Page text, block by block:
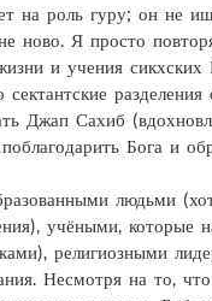
на роль гуру; он не
ново. Я просто
и учения
сектантские
Джап Сахиб
Бога и
людьми
учёными, которые
религиозными
Несмотря на то,